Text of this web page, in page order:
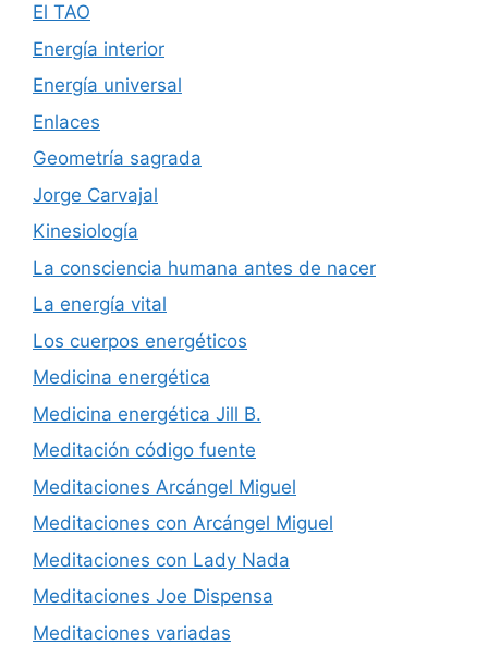
El TAO
Energía interior
Energía universal
Enlaces
Geometría sagrada
Jorge Carvajal
Kinesiología
La consciencia humana antes de nacer
La energía vital
Los cuerpos energéticos
Medicina energética
Medicina energética Jill B.
Meditación código fuente
Meditaciones Arcángel Miguel
Meditaciones con Arcángel Miguel
Meditaciones con Lady Nada
Meditaciones Joe Dispensa
Meditaciones variadas